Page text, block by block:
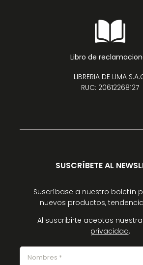
Libro de
LIBRERIA DE LIMA
RUC: 20612268127
SUSCRÍBETE AL
Suscríbase a nuestro boletín
nuevos productos,
Al suscribirte aceptas nuestra
privacidad.